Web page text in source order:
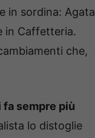
in sordina: Agata
in Caffetteria.
che,
sempre più
lo distoglie